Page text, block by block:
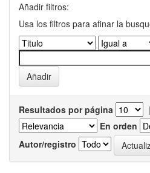
Añadir filtros:
Usa los filtros para afinar la
Resultados por página |
En orden
Autor/registro